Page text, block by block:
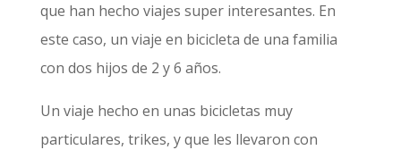
que han hecho viajes super interesantes. En
este caso, un viaje en bicicleta de una familia
con dos hijos de 2 y 6 años.
Un viaje hecho en unas bicicletas muy
particulares, trikes, y que les llevaron con